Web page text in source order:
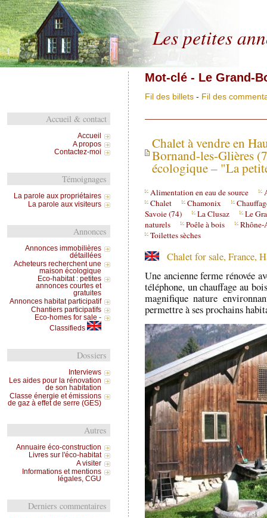
Les petites
Mot-clé - Le Grand-
Fil des billets- Fil des
Chalet à vendre en
Bornand-les-Glières
écologique – "La
Alimentation en eau de source
Chalet
Chamonix
Savoie (74)
La Clusaz
Le
naturels
Poêle à bois
Rhône-
Toilettes sèches
Chalet for sale, France,
Une ancienne ferme rénovée
téléphone, un chauffage au
magnifique nature
permettre à ses prochains
Accueil & contact
Accueil
A propos
Contactez-moi
Témoignages
La parole aux propriétaires
La parole aux visiteurs
Annonces
Annonces immobilières
détaillées
Acheteurs recherchent une
maison écologique
Eco-habitat : petites
annonces courtes et
gratuites
Annonces habitat participatif
Chantiers participatifs
Eco-homes for sale -
Classifieds
Dossiers
Interviews
Les aides pour la rénovation
de son habitation
Classe énergie et émissions
de gaz à effet de serre (GES)
Autres
Annuaire éco-construction
Livres sur l'éco-habitat
A visiter
Informations et mentions
légales, CGU
Derniers commentaires